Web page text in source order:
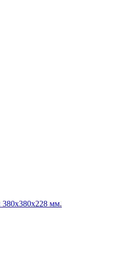
мм.